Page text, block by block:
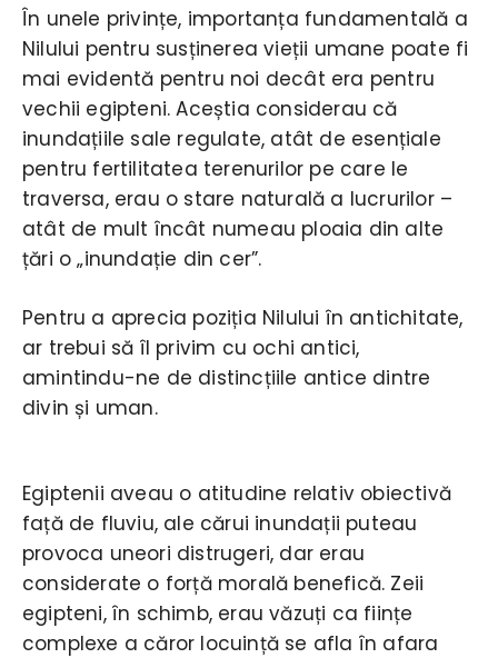
În unele privințe, importanța fundamentală a
Nilului pentru susținerea vieții umane poate fi
mai evidentă pentru noi decât era pentru
vechii egipteni. Aceștia considerau că
inundațiile sale regulate, atât de esențiale
pentru fertilitatea terenurilor pe care le
traversa, erau o stare naturală a lucrurilor –
atât de mult încât numeau ploaia din alte
țări o „inundație din cer”.
Pentru a aprecia poziția Nilului în antichitate,
ar trebui să îl privim cu ochi antici,
amintindu-ne de distincțiile antice dintre
divin și uman.
Egiptenii aveau o atitudine relativ obiectivă
față de fluviu, ale cărui inundații puteau
provoca uneori distrugeri, dar erau
considerate o forță morală benefică. Zeii
egipteni, în schimb, erau văzuți ca ființe
complexe a căror locuință se afla în afara